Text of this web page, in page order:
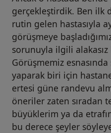
gerçekleştirdik. Ben ilk
rutin gelen hastasıyla
görüşmeye
sorunuyla ilgili
Görüşmemiz
yaparak biri için
ertesi güne randevu
öneriler zaten sıradan
büyüklerim ya da
bu derece şeyler